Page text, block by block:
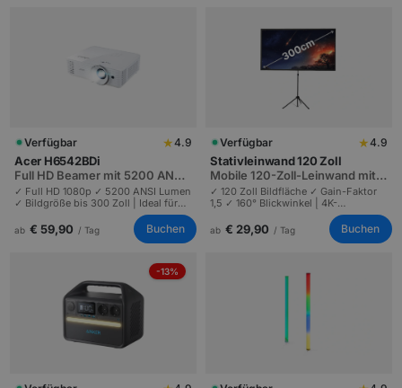
Verfügbar ★4.9
Acer H6542BDi
Full HD Beamer mit 5200 ANSI
Lumen
✓ Full HD 1080p ✓ 5200 ANSI Lumen
✓ Bildgröße bis 300 Zoll | Ideal für
mittelgroße Räume und Tageslicht-
Events | HDMI, USB und WLAN.
ab € 59,90 / Tag Buchen
Verfügbar ★4.9
Stativleinwand 120 Zoll
Mobile 120-Zoll-Leinwand mit
4K-tauglichem PVC-Tuch
✓ 120 Zoll Bildfläche ✓ Gain-Faktor
1,5 ✓ 160° Blickwinkel | 4K-
Auflösung darstellbar | Räume bis 80
m² und 100 Zuschauer.
ab € 29,90 / Tag Buchen
-13%